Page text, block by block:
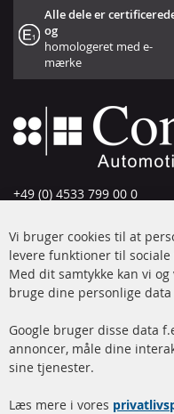
Alle dele er
og
homologeret med e-
mærke
+49 (0) 4533 799 00 0
info@contra-
www.contra-automotive.de
Facebook
Instagram
Hurtige links
Dieselpartikelfilter (DPF)
rengøring
Vi bruger cookies til at
levere funktioner til
Med dit samtykke kan vi
bruge dine personlige
Google bruger disse data
annoncer, måle dine
sine tjenester.
Læs mere i vores